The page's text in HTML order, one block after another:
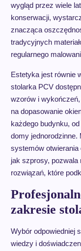
wygląd przez wiele
konserwacji,
znacząca
tradycyjnych
regularnego
Estetyka jest równie
stolarka PCV
wzorów i
na dopasowanie
każdego budynku,
domy jednorodzinne.
systemów otwierania
jak szprosy,
rozwiązań, które
zakresie
Wybór odpowiedniej
wiedzy i